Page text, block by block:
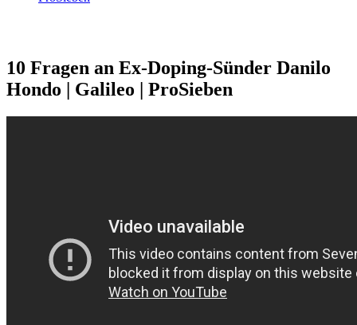
10 Fragen an Ex-Doping-Sünder Danilo
Hondo | Galileo | ProSieben